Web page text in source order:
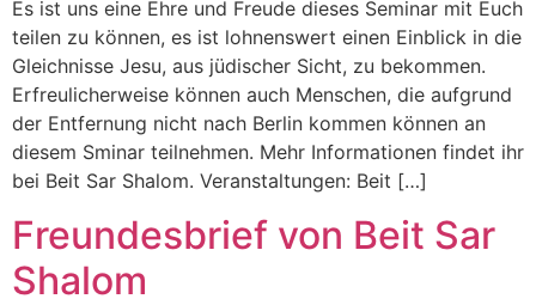
Es ist uns eine Ehre und Freude dieses Seminar mit Euch
teilen zu können, es ist lohnenswert einen Einblick in die
Gleichnisse Jesu, aus jüdischer Sicht, zu bekommen.
Erfreulicherweise können auch Menschen, die aufgrund
der Entfernung nicht nach Berlin kommen können an
diesem Sminar teilnehmen. Mehr Informationen findet ihr
bei Beit Sar Shalom. Veranstaltungen: Beit […]
Freundesbrief von Beit Sar
Shalom